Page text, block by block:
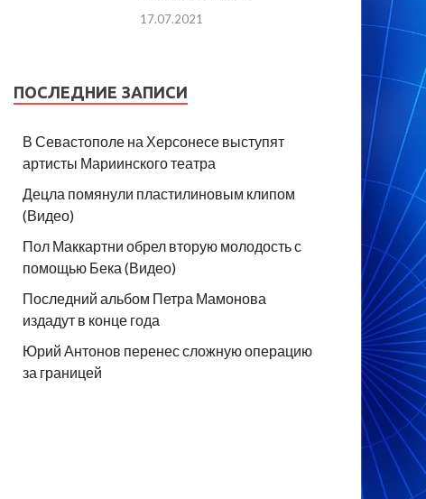
17.07.2021
ПОСЛЕДНИЕ ЗАПИСИ
В Севастополе на Херсонесе выступят
артисты Мариинского театра
Децла помянули пластилиновым клипом
(Видео)
Пол Маккартни обрел вторую молодость с
помощью Бека (Видео)
Последний альбом Петра Мамонова
издадут в конце года
Юрий Антонов перенес сложную операцию
за границей